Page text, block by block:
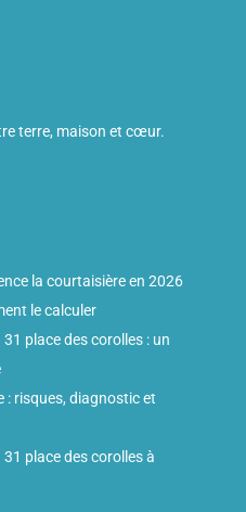
terre, maison et cœur.
la courtaisière en 2026
le calculer
place des corolles : un
: risques, diagnostic et
place des corolles à